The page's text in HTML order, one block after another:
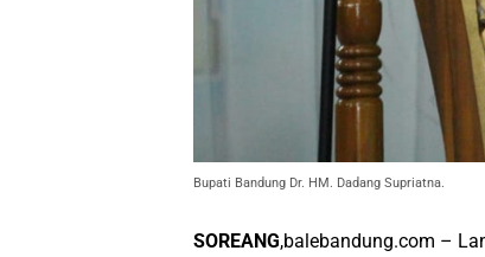
Bupati Bandung Dr. HM. Dadang Supriatna.
SOREANG,balebandung.com –